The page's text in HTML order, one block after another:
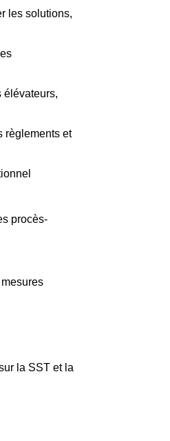
les solutions,
élévateurs,
règlements et
procès-
la SST et la